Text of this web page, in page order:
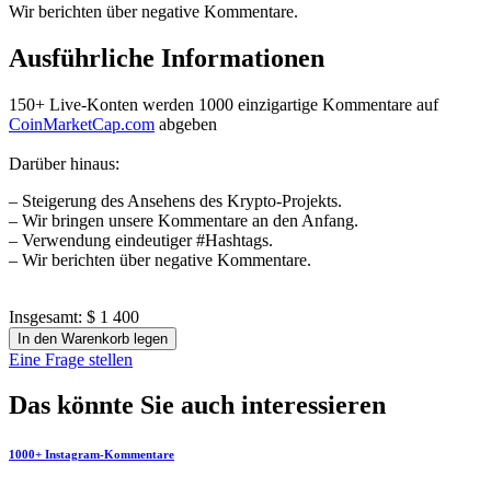
Wir berichten über negative Kommentare.
Ausführliche Informationen
150+ Live-Konten werden 1000 einzigartige Kommentare auf
CoinMarketCap.com abgeben
Darüber hinaus:
– Steigerung des Ansehens des Krypto-Projekts.
– Wir bringen unsere Kommentare an den Anfang.
– Verwendung eindeutiger #Hashtags.
– Wir berichten über negative Kommentare.
Insgesamt: $ 1 400
In den Warenkorb legen
Eine Frage stellen
Das könnte Sie auch interessieren
1000+ Instagram-Kommentare